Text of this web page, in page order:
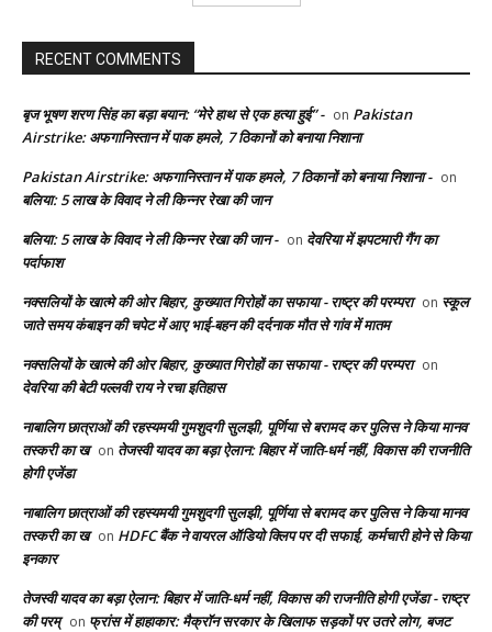
RECENT COMMENTS
बृज भूषण शरण सिंह का बड़ा बयान: “मेरे हाथ से एक हत्या हुई” - on Pakistan
Airstrike: अफगानिस्तान में पाक हमले, 7 ठिकानों को बनाया निशाना
Pakistan Airstrike: अफगानिस्तान में पाक हमले, 7 ठिकानों को बनाया निशाना - on
बलिया: 5 लाख के विवाद ने ली किन्नर रेखा की जान
बलिया: 5 लाख के विवाद ने ली किन्नर रेखा की जान - on देवरिया में झपटमारी गैंग का
पर्दाफाश
नक्सलियों के खात्मे की ओर बिहार, कुख्यात गिरोहों का सफाया - राष्ट्र की परम्परा on स्कूल
जाते समय कंबाइन की चपेट में आए भाई-बहन की दर्दनाक मौत से गांव में मातम
नक्सलियों के खात्मे की ओर बिहार, कुख्यात गिरोहों का सफाया - राष्ट्र की परम्परा on
देवरिया की बेटी पल्लवी राय ने रचा इतिहास
नाबालिग छात्राओं की रहस्यमयी गुमशुदगी सुलझी, पूर्णिया से बरामद कर पुलिस ने किया मानव
तस्करी का ख on तेजस्वी यादव का बड़ा ऐलान: बिहार में जाति-धर्म नहीं, विकास की राजनीति
होगी एजेंडा
नाबालिग छात्राओं की रहस्यमयी गुमशुदगी सुलझी, पूर्णिया से बरामद कर पुलिस ने किया मानव
तस्करी का ख on HDFC बैंक ने वायरल ऑडियो क्लिप पर दी सफाई, कर्मचारी होने से किया
इनकार
तेजस्वी यादव का बड़ा ऐलान: बिहार में जाति-धर्म नहीं, विकास की राजनीति होगी एजेंडा - राष्ट्र
की परम् on फ्रांस में हाहाकार: मैक्रॉन सरकार के खिलाफ सड़कों पर उतरे लोग, बजट